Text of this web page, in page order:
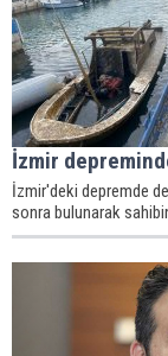
İzmir
İzmir'deki depremde
sonra bulunarak